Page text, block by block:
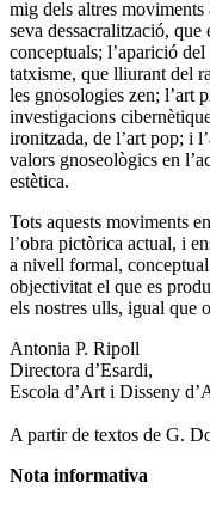
mig dels altres moviments
seva dessacralització, que
conceptuals; l’aparició
tatxisme, que lliurant del
les gnosologies zen; l’art
investigacions
ironitzada, de l’art pop; i
valors gnoseològics en
estètica.
Tots aquests moviments
l’obra pictòrica actual, i
a nivell formal,
objectivitat el que es
els nostres ulls, igual que
Antonia P. Ripoll
Directora d’Esardi,
Escola d’Art i Disseny
A partir de textos de G.
Nota informativa